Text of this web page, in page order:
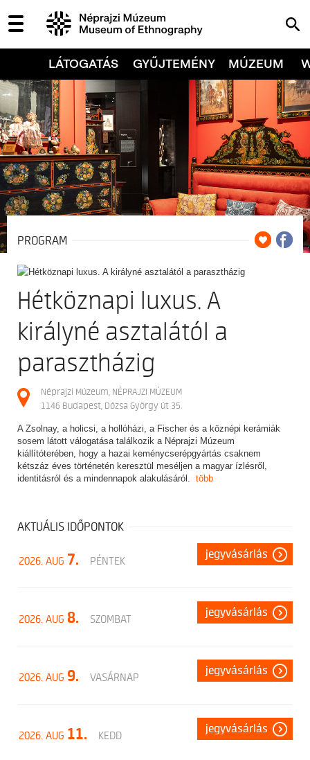
LÁTOGATÁS GYŰJTEMÉNY MÚZEUM
PROGRAM
Hétköznapi luxus. A
királyné asztalától a
parasztházig
Néprajzi Múzeum, NÉPRAJZI MÚZEUM
1146 Budapest, Dózsa György út 35.
A Zsolnay, a holicsi, a hollóházi, a Fischer és a köznépi kerámiák
sosem látott válogatása találkozik a Néprajzi Múzeum
kiállítóterében, hogy a hazai keménycserépgyártás csaknem
kétszáz éves történetén keresztül meséljen a magyar ízlésről,
identitásról és a mindennapok alakulásáról. több
AKTUÁLIS IDŐPONTOK
2026. AUG 7. PÉNTEK
jegyvásárlás
2026. AUG 8. SZOMBAT
jegyvásárlás
2026. AUG 9. VASÁRNAP
jegyvásárlás
2026. AUG 11. KEDD
jegyvásárlás